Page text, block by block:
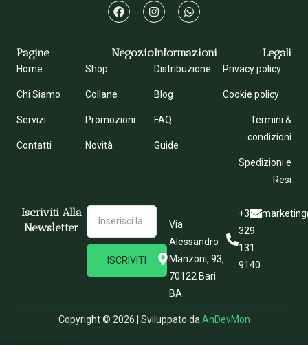
Pagine
Home
Chi Siamo
Servizi
Contatti
Negozio
Shop
Collane
Promozioni
Novità
Informazioni
Distribuzione
Blog
FAQ
Guide
Legali
Privacy policy
Cookie policy
Termini &
condizioni
Spedizioni e
Resi
Iscriviti Alla
Newsletter
ISCRIVITI
Via
Alessandro
Manzoni, 93,
70122 Bari
BA
+39
329
131
9140
Copyright © 2026 | Sviluppato da AnDevMon